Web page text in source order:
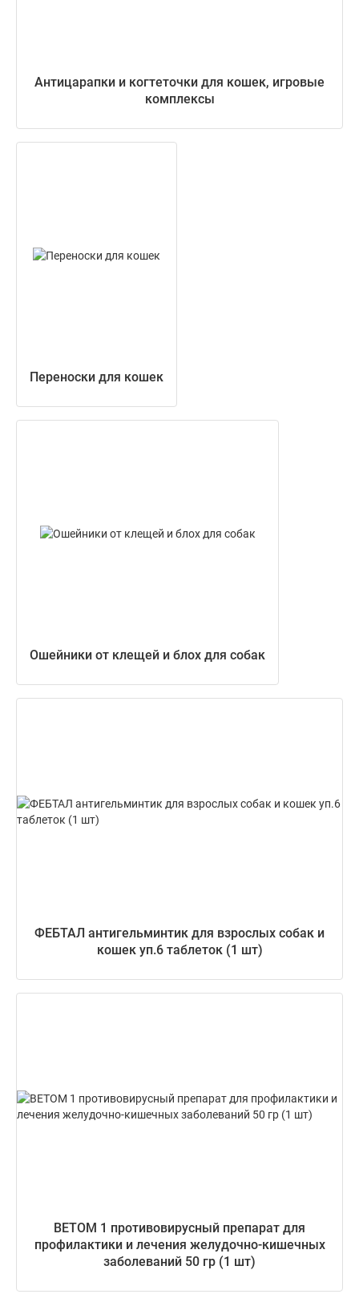
Антицарапки и когтеточки для кошек, игровые
комплексы
Переноски для кошек
Ошейники от клещей и блох для собак
ФЕБТАЛ антигельминтик для взрослых собак и
кошек уп.6 таблеток (1 шт)
ВЕТОМ 1 противовирусный препарат для
профилактики и лечения желудочно-кишечных
заболеваний 50 гр (1 шт)